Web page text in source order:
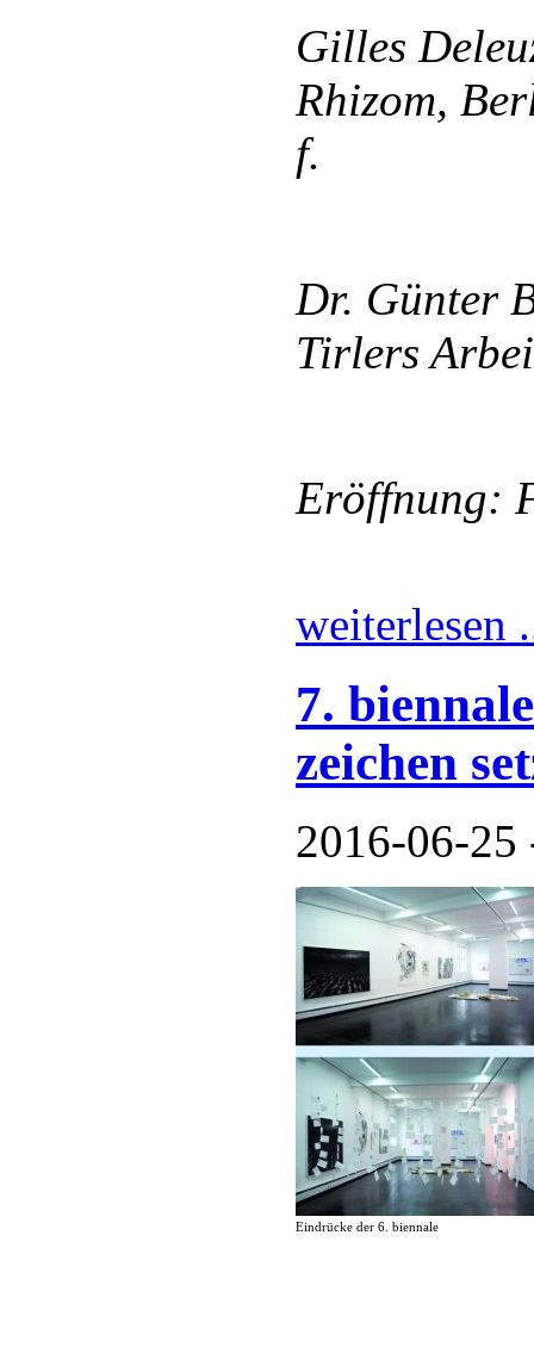
Gilles
Rhizom,
f.
Dr. Günter
Tirlers
Eröffnung:
weiterlesen
7.
zeichen
2016-06-25
Eindrücke der 6. biennale